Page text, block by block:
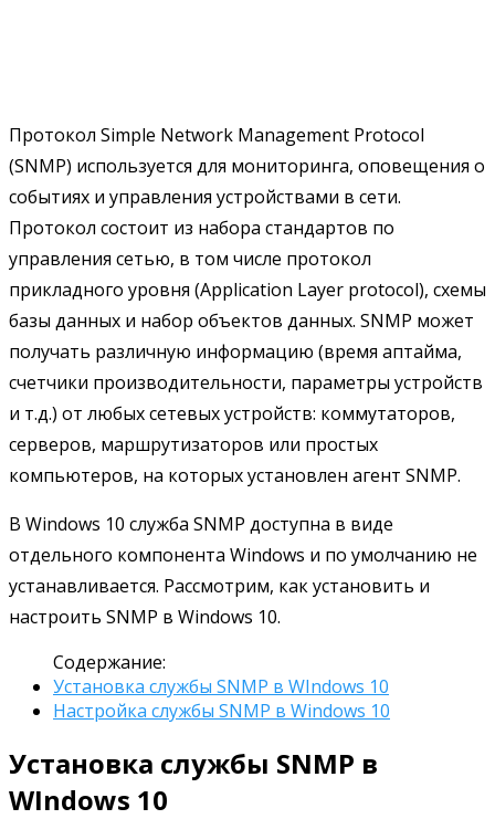
Протокол Simple Network Management Protocol
(SNMP) используется для мониторинга, оповещения о
событиях и управления устройствами в сети.
Протокол состоит из набора стандартов по
управления сетью, в том числе протокол
прикладного уровня (Application Layer protocol), схемы
базы данных и набор объектов данных. SNMP может
получать различную информацию (время аптайма,
счетчики производительности, параметры устройств
и т.д.) от любых сетевых устройств: коммутаторов,
серверов, маршрутизаторов или простых
компьютеров, на которых установлен агент SNMP.
В Windows 10 служба SNMP доступна в виде
отдельного компонента Windows и по умолчанию не
устанавливается. Рассмотрим, как установить и
настроить SNMP в Windows 10.
Содержание:
Установка службы SNMP в WIndows 10
Настройка службы SNMP в Windows 10
Установка службы SNMP в
WIndows 10